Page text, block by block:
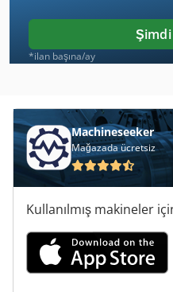
Leinen Dlz
Leinen Ww 83
Loewer
Lynette
Miyano
Saalfeld
Selco Biesse
*ilan başına/ay
Machineseeker
Mağazada ücretsiz
Kullanılmış makineler